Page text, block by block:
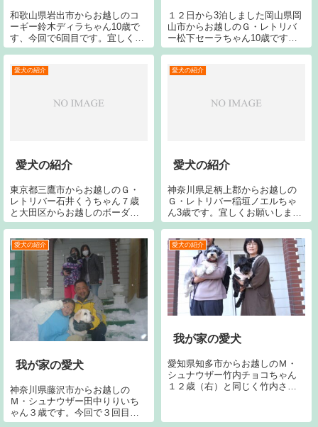
和歌山県岩出市からお越しのコ
ーギー鈴木ディラちゃん10歳で
す、今回で6回目です。宜しくお
願いします。
１２日から3泊しました岡山県岡
山市からお越しのＧ・レトリバ
ー松下セーラちゃん10歳です。
今シーズン2回目です。今回で14
す。イエローラブはジャンヌで
す。宜し...
愛犬の紹介
愛犬の紹介
東京都三鷹市からお越しのＧ・
レトリバー石井くうちゃん７歳
と大田区からお越しのボーダー
コリー岩井ルイちゃん１１歳で
愛犬の紹介
愛犬の紹介
神奈川県足柄上郡からお越しの
Ｇ・レトリバー稲垣ノエルちゃ
ん3歳です。宜しくお願いしま
す。三重県松阪市からお越しの
です。宜しくおねがいします。
愛犬の紹介
我が家の愛犬
神奈川県藤沢市からお越しの
Ｍ・シュナウザー田中りりいち
ゃん３歳です。今回で３回目で
す。宜しくお願い致します。手
愛犬の紹介
我が家の愛犬
愛知県知多市からお越しのＭ・
シュナウザー竹内チョコちゃん
１２歳（右）と同じく竹内さく
目です。宜しくお願いいたしま